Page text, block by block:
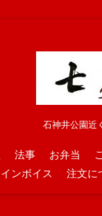
石神井公園近
法事 お弁当
インボイス 注文に